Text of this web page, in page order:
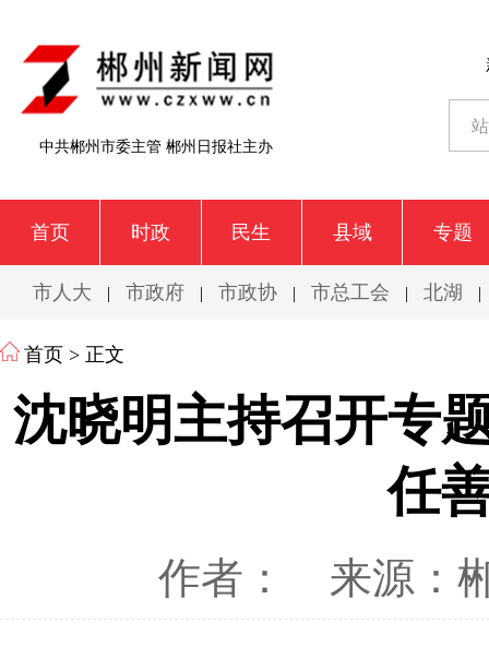
中共郴州市委主管 郴州日报社主办
首页 时政 民生 县域 专题
市人大 | 市政府 | 市政协 | 市总工会 | 北湖 |
首页 > 正文
沈晓明主持召开专
任
作者： 来源：